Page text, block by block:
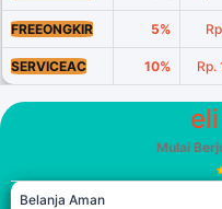
FREEONGKIR 5%
SERVICEAC 10% Rp.
Mulai
Belanja Aman